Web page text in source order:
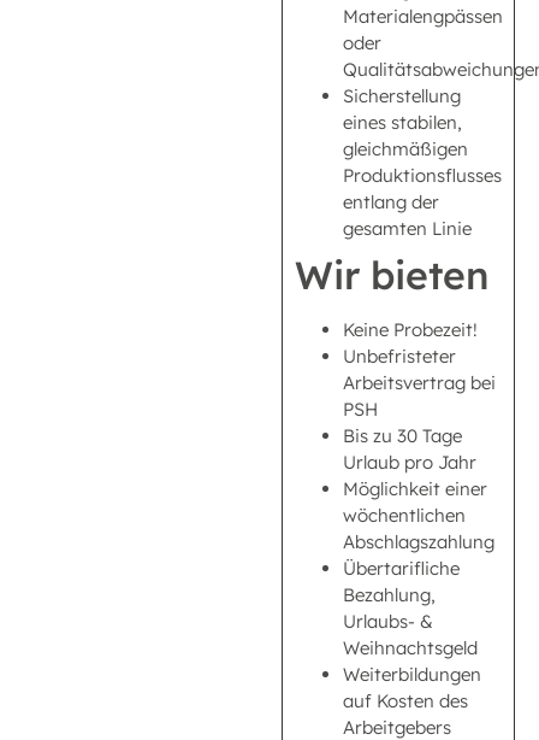
Materialengpässen
oder
Sicherstellung
eines stabilen,
gleichmäßigen
Produktionsflusses
entlang der
gesamten Linie
Wir bieten
Keine Probezeit!
Unbefristeter
Arbeitsvertrag bei
PSH
Bis zu 30 Tage
Urlaub pro Jahr
Möglichkeit einer
wöchentlichen
Abschlagszahlung
Übertarifliche
Bezahlung,
Urlaubs- &
Weihnachtsgeld
Weiterbildungen
auf Kosten des
Arbeitgebers